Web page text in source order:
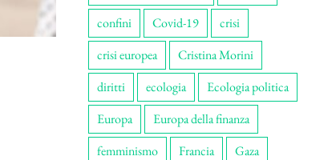
confini
Covid-19
crisi
crisi europea
Cristina Morini
diritti
ecologia
Ecologia politica
Europa
Europa della finanza
femminismo
Francia
Gaza